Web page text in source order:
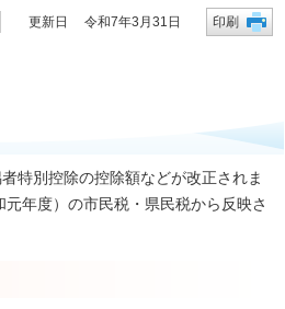
更新日 令和7年3月31日 印刷
特別控除の控除額などが改正されま
年度）の市民税・県民税から反映さ